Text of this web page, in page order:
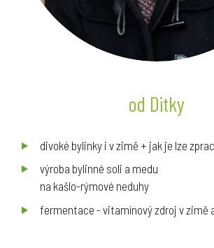
od Ditky
divoké bylinky i v zimě + jak je lze
výroba bylinné soli a medu
na kašlo-rýmové neduhy
fermentace - vitamínový zdroj v zimě